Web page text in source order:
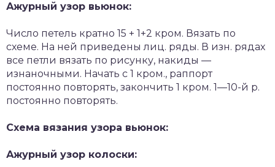
Ажурный узор вьюнок:
Число петель кратно 15 + 1+2 кром. Вязать по
схеме. На ней приведены лиц. ряды. В изн. рядах
все петли вязать по рисунку, накиды —
изнаночными. Начать с 1 кром., раппорт
постоянно повторять, закончить 1 кром. 1—10-й р.
постоянно повторять.
Схема вязания узора вьюнок:
Ажурный узор колоски: